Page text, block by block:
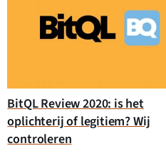
BitQL Review 2020: is het
oplichterij of legitiem? Wij
controleren